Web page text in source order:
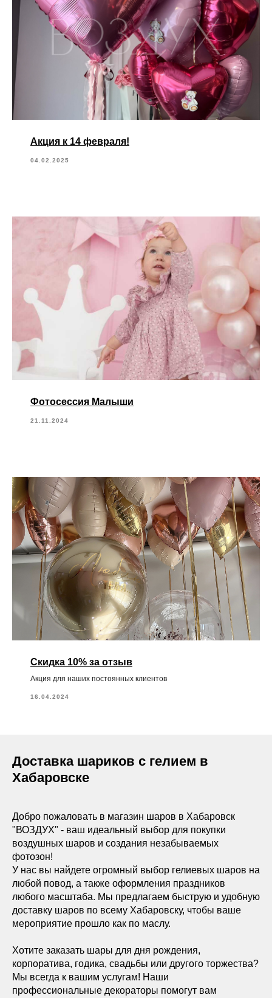
Акция к 14 февраля!
04.02.2025
Фотосессия Малыши
21.11.2024
Скидка 10% за отзыв
Акция для наших постоянных клиентов
16.04.2024
Доставка шариков с гелием в
Хабаровске
Добро пожаловать в магазин шаров в Хабаровск
"ВОЗДУХ" - ваш идеальный выбор для покупки
воздушных шаров и создания незабываемых
фотозон!
У нас вы найдете огромный выбор гелиевых шаров на
любой повод, а также оформления праздников
любого масштаба. Мы предлагаем быструю и удобную
доставку шаров по всему Хабаровску, чтобы ваше
мероприятие прошло как по маслу.
Хотите заказать шары для дня рождения,
корпоратива, годика, свадьбы или другого торжества?
Мы всегда к вашим услугам! Наши
профессиональные декораторы помогут вам